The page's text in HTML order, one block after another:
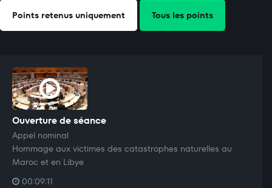
Points retenus uniquement Tous les points
Ouverture de séance
Appel nominal
Hommage aux victimes des catastrophes naturelles au
Maroc et en Libye
00:09:11